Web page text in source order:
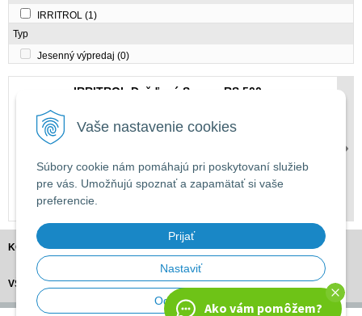
Vaše nastavenie cookies
Súbory cookie nám pomáhajú pri poskytovaní služieb
pre vás. Umožňujú spoznať a zapamätať si vaše
preferencie.
Prijať
Nastaviť
Odmietnuť
IRRITROL (1)
Typ
Jesenný výpredaj (0)
IRRITROL Dažďový Senzor RS 500
stupne nastavenia citlivosti. Nastaviteľné spínánie od 3 do
akejkoľvek riadiacej jednotke. Odolným proti
povetrnostným vplyvom a ultrafialovému žiareniu.
47,90 €
KONTAKT
VŠETKO O NÁKUPE
Ako vám pomôžem?